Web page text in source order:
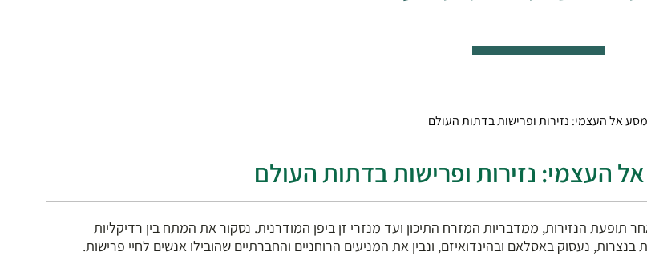
מסע אל העצמי: נזירות ופרישות בדתות העולם
העצמי: נזירות ופרישות בדתות העולם
תופעת הנזירות, ממדבריות המזרח התיכון ועד מנזרי זן ביפן המודרנית. נסקור את המתח בין רדיקליות
בנצרות, נעסוק באסלאם ובהינדואיזם, ונבין את המניעים הרוחניים והחברתיים שהובילו אנשים לחיי פרישות.